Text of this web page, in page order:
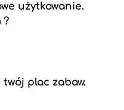
użytkowanie.
?
plac zabaw.